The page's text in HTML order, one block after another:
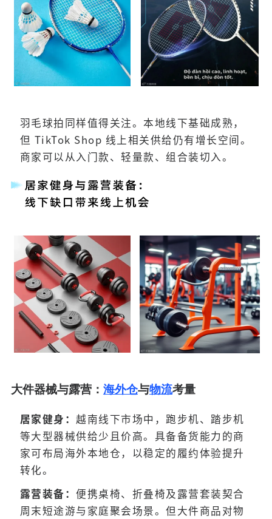
羽毛球拍同样值得关注。本地线下基础成熟，
但 TikTok Shop 线上相关供给仍有增长空间。
商家可以从入门款、轻量款、组合装切入。
大件器械与露营： 海外仓与物流考量
居家健身：越南线下市场中，跑步机、踏步机
等大型器械供给少且价高。具备备货能力的商
家可布局海外本地仓，以稳定的履约体验提升
转化。
露营装备：便携桌椅、折叠椅及露营套装契合
周末短途游与家庭聚会场景。但大件商品对物